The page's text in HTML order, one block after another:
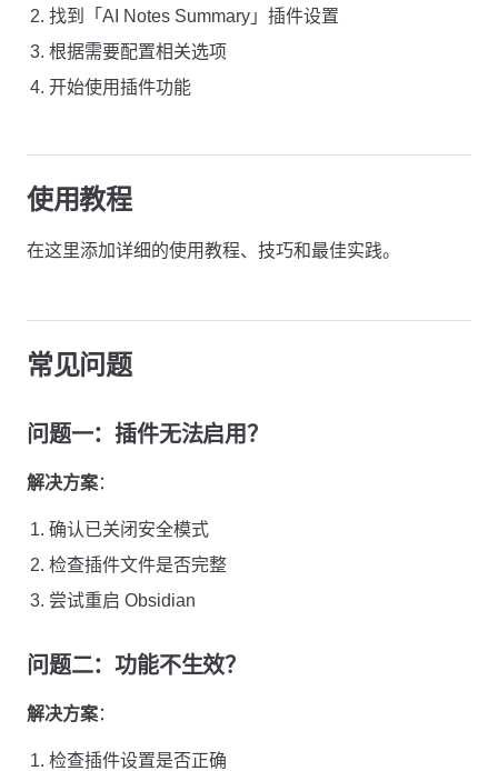
找到「AI Notes Summary」插件设置
根据需要配置相关选项
开始使用插件功能
使用教程
在这里添加详细的使用教程、技巧和最佳实践。
常见问题
问题一：插件无法启用？
解决方案：
确认已关闭安全模式
检查插件文件是否完整
尝试重启 Obsidian
问题二：功能不生效？
解决方案：
检查插件设置是否正确